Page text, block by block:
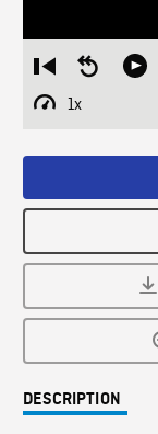
Restart
from
beginning
Seek
1x
Playback
DESCRIPTION